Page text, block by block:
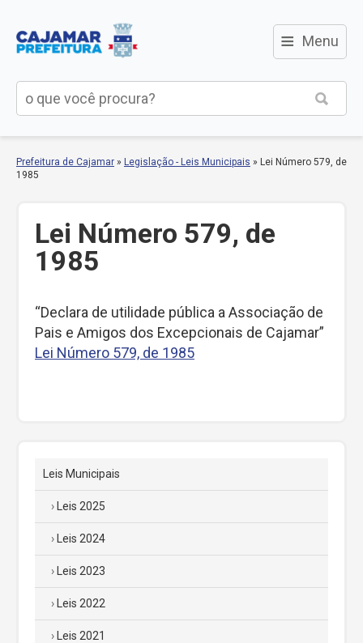
≡ Menu
Prefeitura de Cajamar » Legislação - Leis Municipais » Lei Número 579, de
1985
Lei Número 579, de
1985
“Declara de utilidade pública a Associação de
Pais e Amigos dos Excepcionais de Cajamar”
Lei Número 579, de 1985
Leis Municipais
Leis 2025
Leis 2024
Leis 2023
Leis 2022
Leis 2021